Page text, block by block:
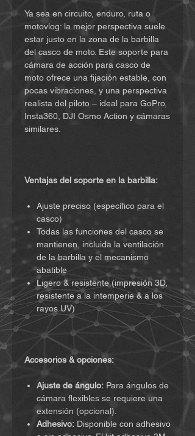
Ya sea en circuito, enduro, ruta o
motovlog: la mejor perspectiva suele
estar justo en la zona de la barbilla
del casco de moto. Este soporte para
cámara de acción para casco de
moto ofrece una fijación estable, con
pocas vibraciones, y una perspectiva
realista del piloto – ideal para GoPro,
Insta360, DJI Osmo Action y cámaras
similares.
Ventajas del soporte en la barbilla:
Ajuste preciso (específico para el
casco)
Todas las funciones del casco se
mantienen, incluida la ventilación
de la barbilla y el mecanismo
abatible
Ligero & resistente (impresión 3D,
resistente a la intemperie & a los
rayos UV)
Accesorios & opciones:
Ajuste de ángulo: Para ángulos de
cámara flexibles se requiere una
extensión (opcional).
Adhesivo: Disponible con adhesivo